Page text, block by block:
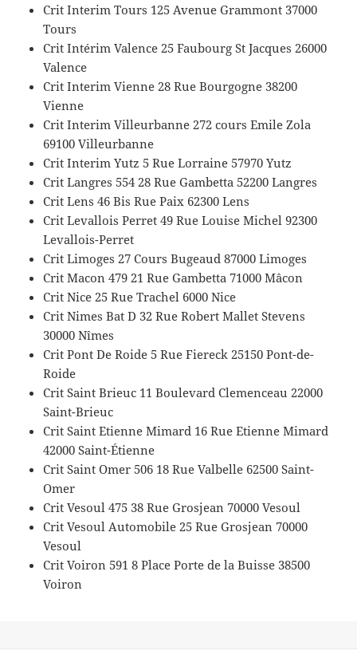
Crit Interim Tours 125 Avenue Grammont 37000
Tours
Crit Intérim Valence 25 Faubourg St Jacques 26000
Valence
Crit Interim Vienne 28 Rue Bourgogne 38200
Vienne
Crit Interim Villeurbanne 272 cours Emile Zola
69100 Villeurbanne
Crit Interim Yutz 5 Rue Lorraine 57970 Yutz
Crit Langres 554 28 Rue Gambetta 52200 Langres
Crit Lens 46 Bis Rue Paix 62300 Lens
Crit Levallois Perret 49 Rue Louise Michel 92300
Levallois-Perret
Crit Limoges 27 Cours Bugeaud 87000 Limoges
Crit Macon 479 21 Rue Gambetta 71000 Mâcon
Crit Nice 25 Rue Trachel 6000 Nice
Crit Nimes Bat D 32 Rue Robert Mallet Stevens
30000 Nîmes
Crit Pont De Roide 5 Rue Fiereck 25150 Pont-de-
Roide
Crit Saint Brieuc 11 Boulevard Clemenceau 22000
Saint-Brieuc
Crit Saint Etienne Mimard 16 Rue Etienne Mimard
42000 Saint-Étienne
Crit Saint Omer 506 18 Rue Valbelle 62500 Saint-
Omer
Crit Vesoul 475 38 Rue Grosjean 70000 Vesoul
Crit Vesoul Automobile 25 Rue Grosjean 70000
Vesoul
Crit Voiron 591 8 Place Porte de la Buisse 38500
Voiron